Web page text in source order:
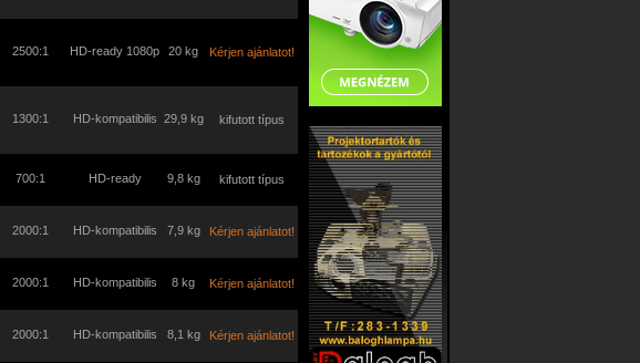
2500:1 HD-ready 1080p 20 kg Kérjen ajánlatot!
1300:1 HD-kompatibilis 29,9 kg kifutott típus
700:1 HD-ready 9,8 kg kifutott típus
2000:1 HD-kompatibilis 7,9 kg Kérjen ajánlatot!
2000:1 HD-kompatibilis 8 kg Kérjen ajánlatot!
2000:1 HD-kompatibilis 8,1 kg Kérjen ajánlatot!